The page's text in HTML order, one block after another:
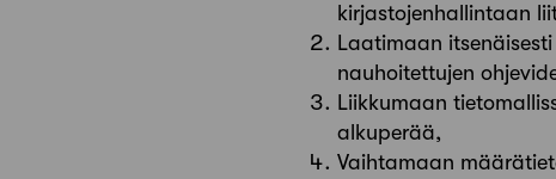
kirjastojenhallintaan
Laatimaan
nauhoitettujen
Liikkumaan
alkuperää,
Vaihtamaan